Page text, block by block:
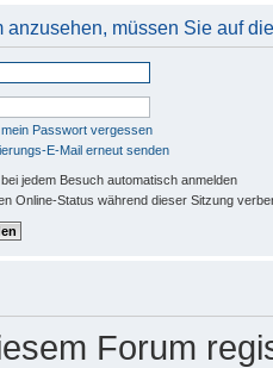
müssen Sie auf
Passwort vergessen
E-Mail erneut senden
jedem Besuch automatisch anmelden
Online-Status während dieser Sitzung
Forum